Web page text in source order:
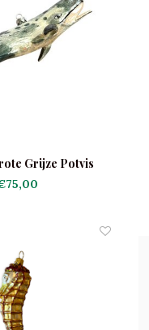
Grijze Potvis